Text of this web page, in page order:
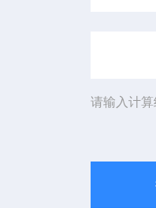
请输入计